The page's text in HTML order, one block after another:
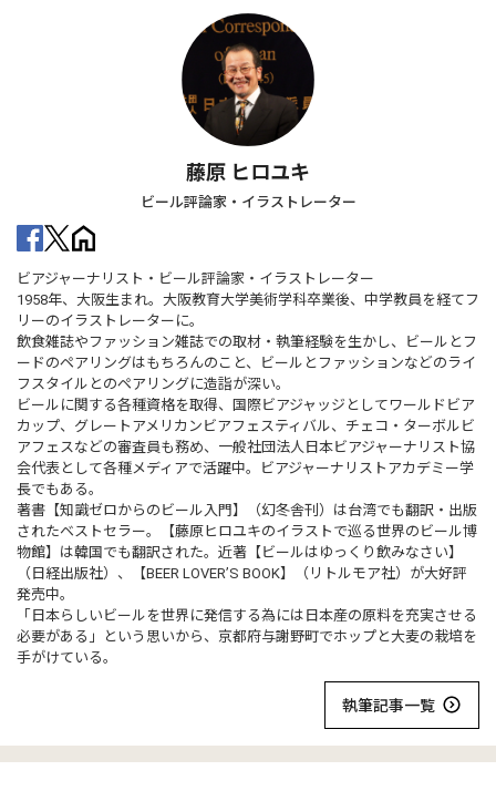
藤原 ヒロユキ
ビール評論家・イラストレーター
ビアジャーナリスト・ビール評論家・イラストレーター
1958年、大阪生まれ。大阪教育大学美術学科卒業後、中学教員を経てフ
リーのイラストレーターに。
飲食雑誌やファッション雑誌での取材・執筆経験を生かし、ビールとフ
ードのペアリングはもちろんのこと、ビールとファッションなどのライ
フスタイルとのペアリングに造詣が深い。
ビールに関する各種資格を取得、国際ビアジャッジとしてワールドビア
カップ、グレートアメリカンビアフェスティバル、チェコ・ターボルビ
アフェスなどの審査員も務め、一般社団法人日本ビアジャーナリスト協
会代表として各種メディアで活躍中。ビアジャーナリストアカデミー学
長でもある。
著書【知識ゼロからのビール入門】（幻冬舎刊）は台湾でも翻訳・出版
されたベストセラー。【藤原ヒロユキのイラストで巡る世界のビール博
物館】は韓国でも翻訳された。近著【ビールはゆっくり飲みなさい】
（日経出版社）、【BEER LOVER’S BOOK】（リトルモア社）が大好評
発売中。
「日本らしいビールを世界に発信する為には日本産の原料を充実させる
必要がある」という思いから、京都府与謝野町でホップと大麦の栽培を
手がけている。
執筆記事一覧